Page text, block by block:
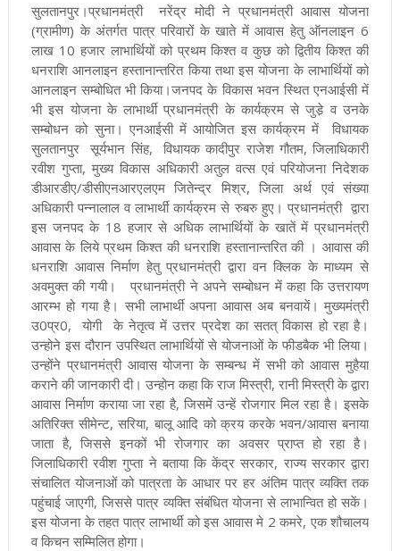
सुलतानपुर।प्रधानमंत्री नरेंद्र मोदी ने प्रधानमंत्री आवास योजना
(ग्रामीण) के अंतर्गत पात्र परिवारों के खाते में आवास हेतु ऑनलाइन 6
लाख 10 हजार लाभार्थियों को प्रथम किश्त व कुछ को द्वितीय किश्त की
धनराशि आनलाइन हस्तानान्तरित किया तथा इस योजना के लाभार्थियों को
आनलाइन सम्बोधित भी किया।जनपद के विकास भवन स्थित एनआईसी में
भी इस योजना के लाभार्थी प्रधानमंत्री के कार्यक्रम से जुडे़ व उनके
सम्बोधन को सुना। एनआईसी में आयोजित इस कार्यक्रम में विधायक
सुलतानपुर सूर्यभान सिंह, विधायक कादीपुर राजेश गौतम, जिलाधिकारी
रवीश गुप्ता, मुख्य विकास अधिकारी अतुल वत्स एवं परियोजना निदेशक
डीआरडीए/डीसीएनआरएलएम जितेन्द्र मिश्र, जिला अर्थ एवं संख्या
अधिकारी पन्नालाल व लाभार्थी कार्यक्रम से रुबरु हुए। प्रधानमंत्री द्वारा
इस जनपद के 18 हजार से अधिक लाभार्थियों के खातें में प्रधानमंत्री
आवास के लिये प्रथम किश्त की धनराशि हस्तानान्तरित की । आवास की
धनराशि आवास निर्माण हेतु प्रधानमंत्री द्वारा वन क्लिक के माध्यम से
अवमुक्त की गयी। प्रधानमंत्री ने अपने सम्बोधन में कहा कि उत्तरायण
आरम्भ हो गया है। सभी लाभार्थी अपना आवास अब बनवायें। मुख्यमंत्री
उ0प्र0, योगी के नेतृत्व में उत्तर प्रदेश का सतत् विकास हो रहा है।
उन्होने इस दौरान उपस्थित लाभार्थियों से योजनाओं के फीडबैक भी लिया।
उन्होंने प्रधानमंत्री आवास योजना के सम्बन्ध में सभी को आवास मुहैया
कराने की जानकारी दी। उन्होन कहा कि राज मिस्त्री, रानी मिस्त्री के द्वारा
आवास निर्माण कराया जा रहा है, जिसमें उन्हें रोजगार मिल रहा है। इसके
अतिरिक्त सीमेन्ट, सरिया, बालू आदि को क्रय करके भवन/आवास बनाया
जाता है, जिससे इनकों भी रोजगार का अवसर प्राप्त हो रहा है।
जिलाधिकारी रवीश गुप्ता ने बताया कि केंद्र सरकार, राज्य सरकार द्वारा
संचालित योजनाओं को पात्रता के आधार पर हर अंतिम पात्र व्यक्ति तक
पहुंचाई जाएगी, जिससे पात्र व्यक्ति संबंधित योजना से लाभान्वित हो सकें।
इस योजना के तहत पात्र लाभार्थी को इस आवास मे 2 कमरे, एक शौचालय
व किचन सम्मिलित होगा।